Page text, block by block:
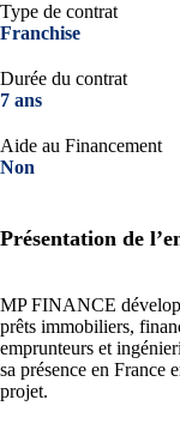
Type de contrat
Franchise
Durée du contrat
7 ans
Aide au Financement
Non
Présentation de
MP FINANCE
prêts immobiliers,
emprunteurs et
sa présence en France
projet.